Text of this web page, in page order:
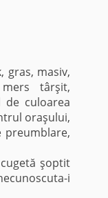
masiv,
târşit,
culoarea
oraşului,
preumblare,
şoptit
i